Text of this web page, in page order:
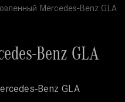
Mercedes-Benz GLA
Benz GLA
Benz GLA